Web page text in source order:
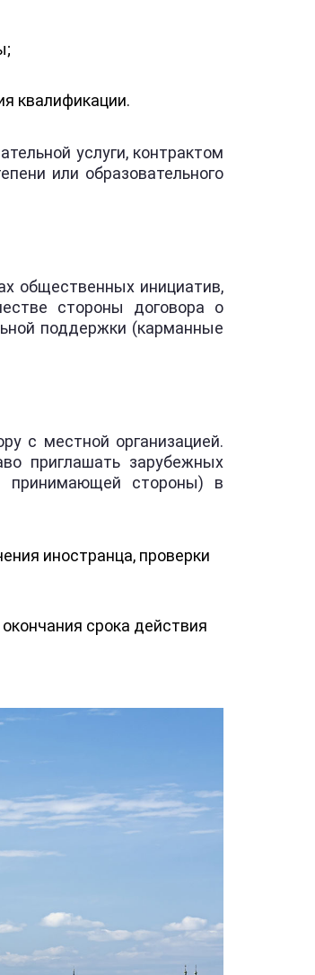
квалификации.
услуги, контрактом
или образовательного
общественных инициатив,
стороны договора о
поддержки (карманные
с местной организацией.
приглашать зарубежных
принимающей стороны) в
иностранца, проверки
срока действия